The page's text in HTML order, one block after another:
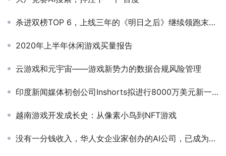
杀进双榜TOP 6，上线三年的《明日之后》继续领跑末日生存品类
2020年上半年休闲游戏买量报告
云游戏和元宇宙——游戏新势力的数据合规风险管理
印度新闻媒体初创公司Inshorts拟进行8000万美元新一轮融资
越南游戏开发成长史：从像素小鸟到NFT游戏
没有一分钱收入，华人女企业家创办的AI公司，已成为独角兽​